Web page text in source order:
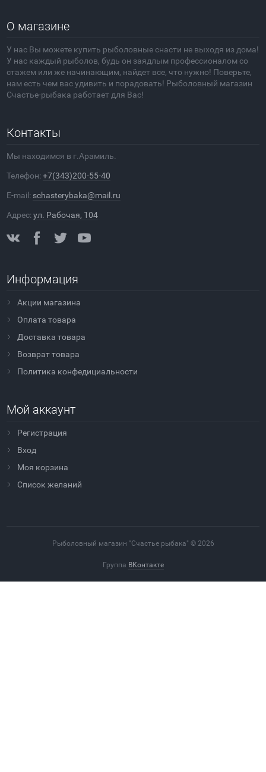
О магазине
У нас Вы можете купить рыболовные снасти не выходя из дома!
У нас каждый рыболов, будь он заядлым профессионалом со
стажем или же начинающим, найдет все, что нужно! Поверьте,
нам есть чем вас удивить и порадовать! Рыболовный магазин
Счастье-рыбака работает для Вас!
Контакты
Мы находимся в г.Арамиль.
Телефон:+7(343)200-55-40
E-mail: schasterybaka@mail.ru
Адрес:ул. Рабочая, 104
Информация
Акции магазина
Оплата товара
Доставка товара
Возврат товара
Политика конфедициальности
Мой аккаунт
Регистрация
Вход
Моя корзина
Cписок желаний
Рыболовный магазин "Счастье рыбака" © 2026
Группа ВКонтакте